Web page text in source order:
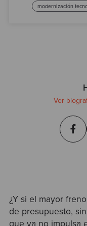
modernización
Ver
¿Y si el mayor
de presupuesto,
que ya no impulsa